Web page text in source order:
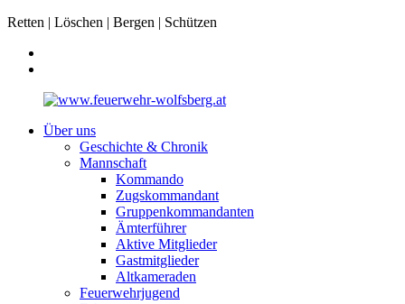
Retten | Löschen | Bergen | Schützen
Über uns
Geschichte & Chronik
Mannschaft
Kommando
Zugskommandant
Gruppenkommandanten
Ämterführer
Aktive Mitglieder
Gastmitglieder
Altkameraden
Feuerwehrjugend